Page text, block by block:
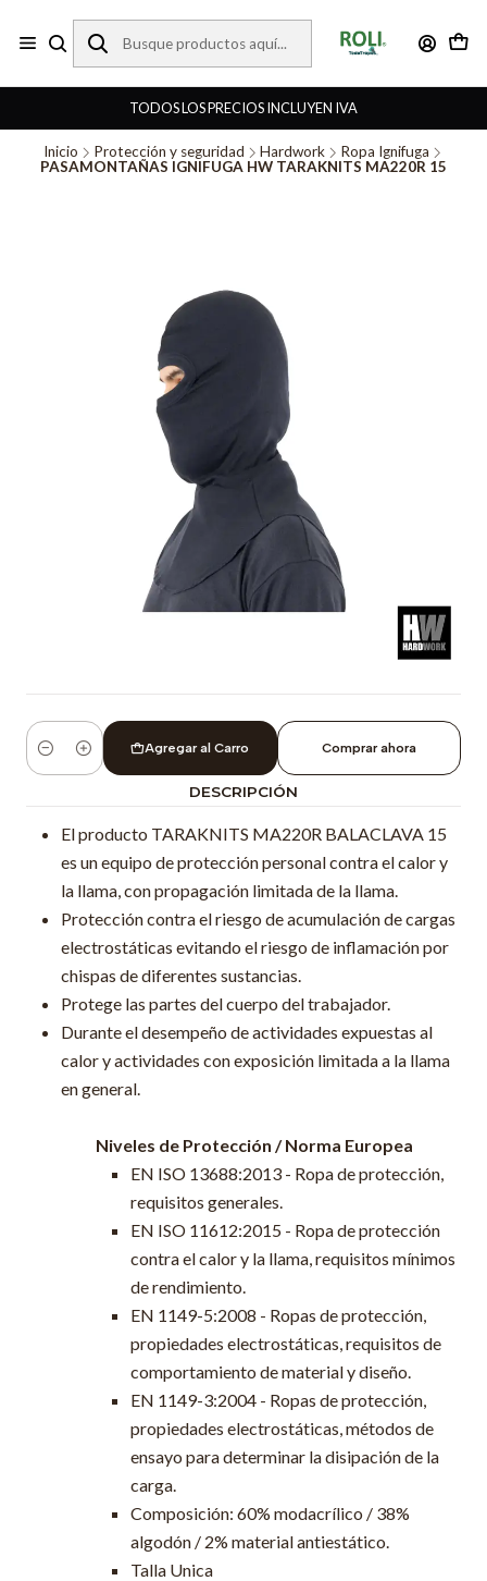
TODOS LOS PRECIOS INCLUYEN IVA
Inicio Protección y seguridad Hardwork
Ropa Ignifuga
PASAMONTAÑAS IGNIFUGA HW TARAKNITS MA220R 15
Cantidad
Agregar al Carro Comprar ahora
DESCRIPCIÓN
El producto TARAKNITS MA220R BALACLAVA 15
es un equipo de protección personal contra el calor y
la llama, con propagación limitada de la llama.
Protección contra el riesgo de acumulación de cargas
electrostáticas evitando el riesgo de inflamación por
chispas de diferentes sustancias.
Protege las partes del cuerpo del trabajador.
Durante el desempeño de actividades expuestas al
calor y actividades con exposición limitada a la llama
en general.
Niveles de Protección / Norma Europea
EN ISO 13688:2013 - Ropa de protección,
requisitos generales.
EN ISO 11612:2015 - Ropa de protección
contra el calor y la llama, requisitos mínimos
de rendimiento.
EN 1149-5:2008 - Ropas de protección,
propiedades electrostáticas, requisitos de
comportamiento de material y diseño.
EN 1149-3:2004 - Ropas de protección,
propiedades electrostáticas, métodos de
ensayo para determinar la disipación de la
carga.
Composición: 60% modacrílico / 38%
algodón / 2% material antiestático.
Talla Unica